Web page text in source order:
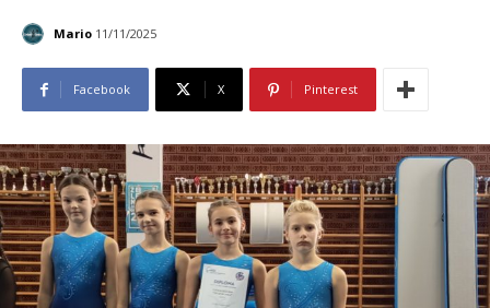
Mario 11/11/2025
Facebook X Pinterest